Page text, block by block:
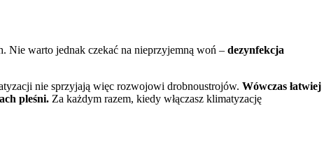
Nie warto jednak czekać na nieprzyjemną woń – dezynfekcja
nie sprzyjają więc rozwojowi drobnoustrojów. Wówczas łatwiej
pleśni. Za każdym razem, kiedy włączasz klimatyzację